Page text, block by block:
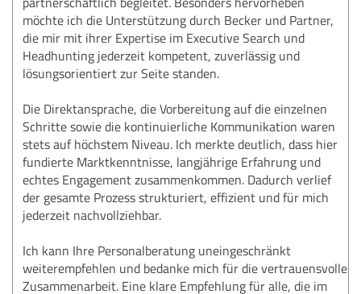
möchte ich die Unterstützung durch Becker und Partner,
die mir mit ihrer Expertise im Executive Search und
Headhunting jederzeit kompetent, zuverlässig und
lösungsorientiert zur Seite standen.
Die Direktansprache, die Vorbereitung auf die einzelnen
Schritte sowie die kontinuierliche Kommunikation waren
stets auf höchstem Niveau. Ich merkte deutlich, dass hier
fundierte Marktkenntnisse, langjährige Erfahrung und
echtes Engagement zusammenkommen. Dadurch verlief
der gesamte Prozess strukturiert, effizient und für mich
jederzeit nachvollziehbar.
Ich kann Ihre Personalberatung uneingeschränkt
weiterempfehlen und bedanke mich für die vertrauensvolle
Zusammenarbeit. Eine klare Empfehlung für alle, die im